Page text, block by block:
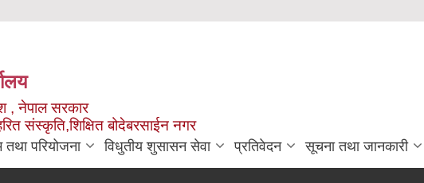
, नेपाल सरकार
संस्कृति,शिक्षित बोदेबरसाईन नगर
तथा परियोजना विधुतीय शुसासन सेवा प्रतिवेदन सूचना तथा जानकारी